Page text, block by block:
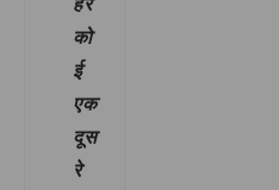
को
ई
एक
दूस
रे